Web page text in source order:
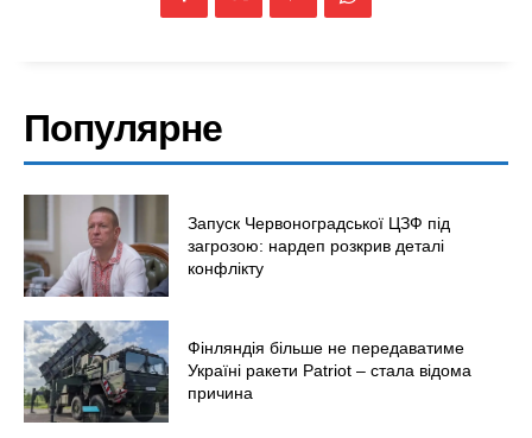
Меню
Київ
Україна
Економіка
Політика
Світ
Технології
Війна
Популярне
Запуск Червоноградської ЦЗФ під
загрозою: нардеп розкрив деталі
конфлікту
Фінляндія більше не передаватиме
Україні ракети Patriot – стала відома
причина